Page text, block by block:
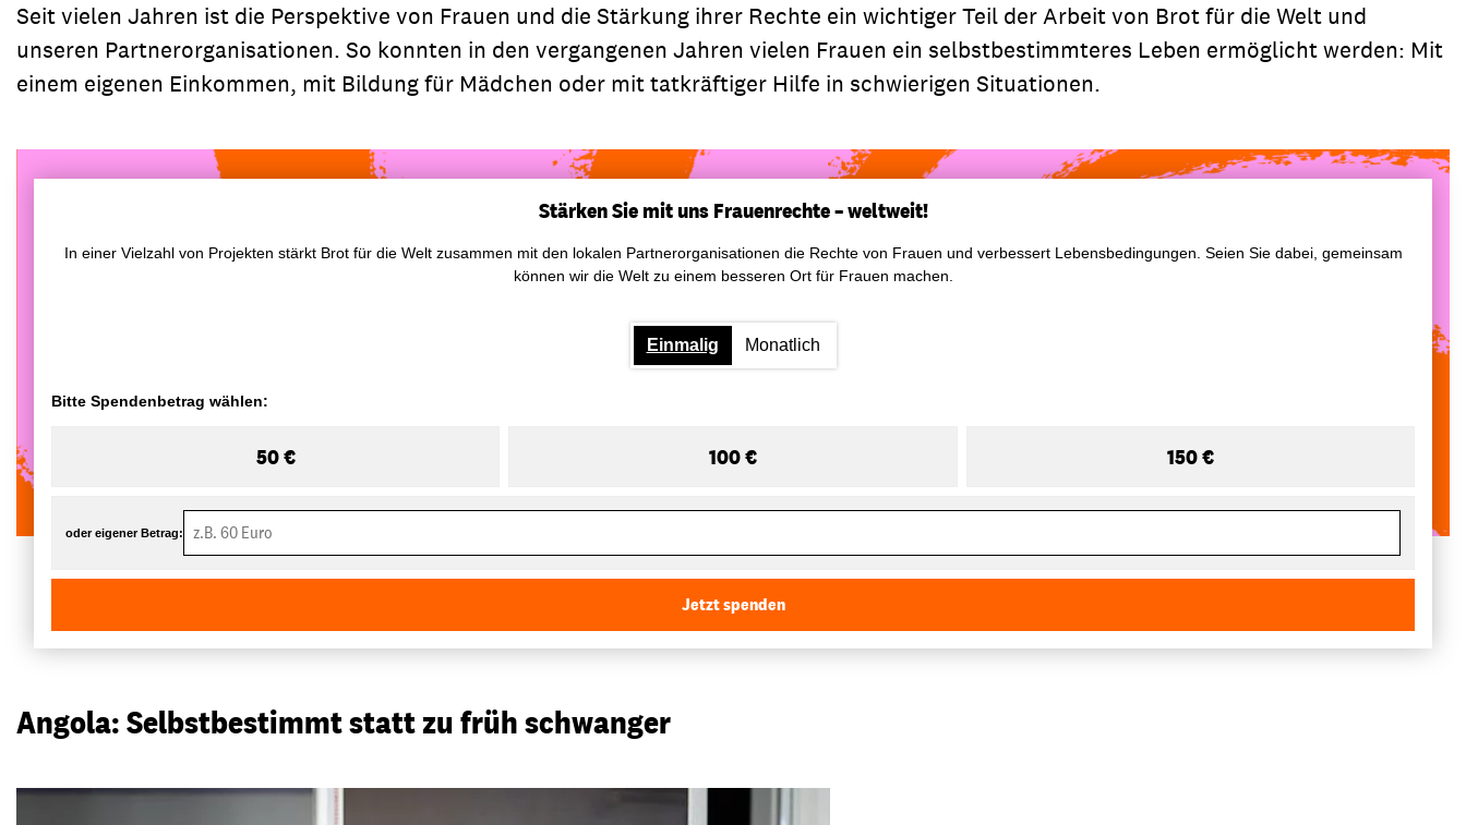
Seit vielen Jahren ist die Perspektive von Frauen und die Stärkung ihrer Rechte ein wichtiger Teil der Arbeit von Brot für die Welt und
unseren Partnerorganisationen. So konnten in den vergangenen Jahren vielen Frauen ein selbstbestimmteres Leben ermöglicht werden: Mit
einem eigenen Einkommen, mit Bildung für Mädchen oder mit tatkräftiger Hilfe in schwierigen Situationen.
Stärken Sie mit uns Frauenrechte – weltweit!
In einer Vielzahl von Projekten stärkt Brot für die Welt zusammen mit den lokalen Partnerorganisationen die Rechte von Frauen und verbessert Lebensbedingungen. Seien Sie dabei, gemeinsam
können wir die Welt zu einem besseren Ort für Frauen machen.
Einmalig Monatlich
Bitte Spendenbetrag wählen:
50 € 100 € 150 €
oder eigener Betrag:
Jetzt spenden
Angola: Selbstbestimmt statt zu früh schwanger